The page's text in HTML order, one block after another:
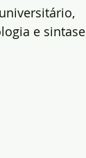
e sintase